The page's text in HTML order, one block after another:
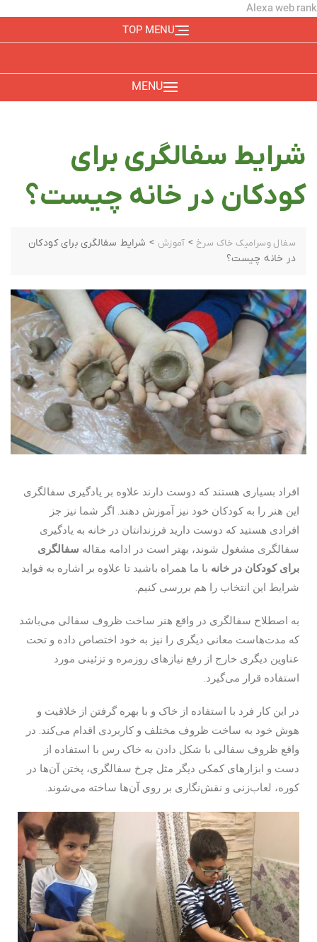
Alexa web rank
TOP MENU
MENU
شرایط سفالگری برای
کودکان در خانه چیست؟
سفال وسرامیک خاک سرخ > آموزش > شرایط سفالگری برای کودکان
در خانه چیست؟
افراد بسیاری هستند که دوست دارند علاوه بر یادگیری سفالگری
این هنر را به کودکان خود نیز آموزش دهند. اگر شما نیز جز
افرادی هستید که دوست دارید فرزندانتان در خانه به یادگیری
سفالگری مشغول شوند، بهتر است در ادامه مقاله سفالگری
برای کودکان در خانه با ما همراه باشید تا علاوه بر اشاره به فواید
شرایط این انتخاب را هم بررسی کنیم.
به اصطلاح سفالگری در واقع هنر ساخت ظروف سفالی می‌باشد
که مدت‌هاست معانی دیگری را نیز به خود اختصاص داده و تحت
عناوین دیگری خارج از رفع نیازهای روزمره و تزئینی مورد
استفاده قرار می‌گیرد.
در این کار فرد با استفاده از خاک و با بهره گرفتن از خلاقیت و
هوش خود به ساخت ظروف مختلف و کاربردی اقدام می‌کند. در
واقع ظروف سفالی با شکل دادن به خاک رس با استفاده از
دست و ابزارهای کمکی دیگر مثل چرخ سفالگری، پختن آن‌ها در
کوره، لعاب‌زنی و نقش‌نگاری بر روی آن‌ها ساخته می‌شوند.